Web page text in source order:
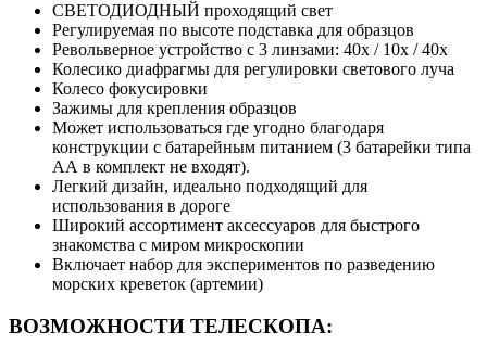
СВЕТОДИОДНЫЙ проходящий свет
Регулируемая по высоте подставка для образцов
Револьверное устройство с 3 линзами: 40x / 10x / 40x
Колесико диафрагмы для регулировки светового луча
Колесо фокусировки
Зажимы для крепления образцов
Может использоваться где угодно благодаря
конструкции с батарейным питанием (3 батарейки типа
АА в комплект не входят).
Легкий дизайн, идеально подходящий для
использования в дороге
Широкий ассортимент аксессуаров для быстрого
знакомства с миром микроскопии
Включает набор для экспериментов по разведению
морских креветок (артемии)
ВОЗМОЖНОСТИ ТЕЛЕСКОПА: